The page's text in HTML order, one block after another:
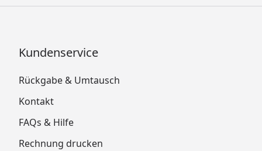
Kundenservice
Rückgabe & Umtausch
Kontakt
FAQs & Hilfe
Rechnung drucken